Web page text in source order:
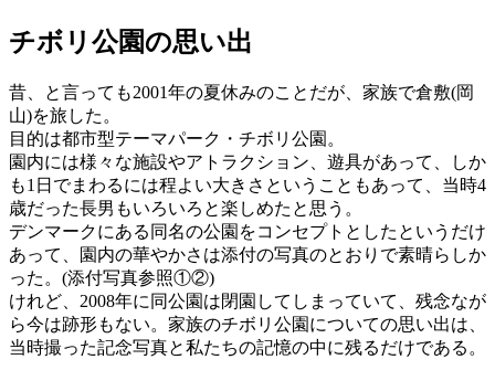
チボリ公園の思い出
昔、と言っても2001年の夏休みのことだが、家族で倉敷(岡
山)を旅した。
目的は都市型テーマパーク・チボリ公園。
園内には様々な施設やアトラクション、遊具があって、しか
も1日でまわるには程よい大きさということもあって、当時4
歳だった長男もいろいろと楽しめたと思う。
デンマークにある同名の公園をコンセプトとしたというだけ
あって、園内の華やかさは添付の写真のとおりで素晴らしか
った。(添付写真参照①②)
けれど、2008年に同公園は閉園してしまっていて、残念なが
ら今は跡形もない。家族のチボリ公園についての思い出は、
当時撮った記念写真と私たちの記憶の中に残るだけである。